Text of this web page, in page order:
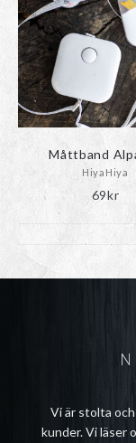
Måttband
HiyaHiya
69kr
Vi är stolta
kunder. Vi läser